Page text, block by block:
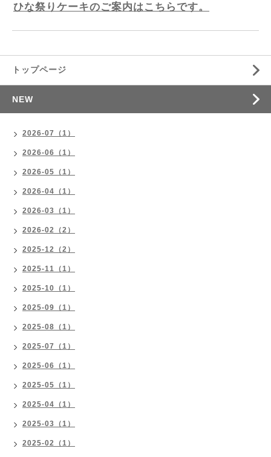
ひな祭りケーキのご案内はこちらです。
トップページ
NEW
2026-07（1）
2026-06（1）
2026-05（1）
2026-04（1）
2026-03（1）
2026-02（2）
2025-12（2）
2025-11（1）
2025-10（1）
2025-09（1）
2025-08（1）
2025-07（1）
2025-06（1）
2025-05（1）
2025-04（1）
2025-03（1）
2025-02（1）